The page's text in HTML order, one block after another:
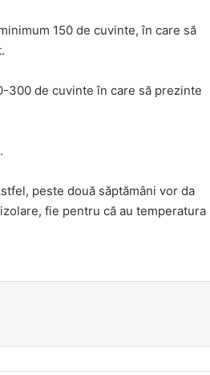
150 de cuvinte, în care să
300 de cuvinte în care să prezinte
peste două săptămâni vor da
fie pentru că au temperatura